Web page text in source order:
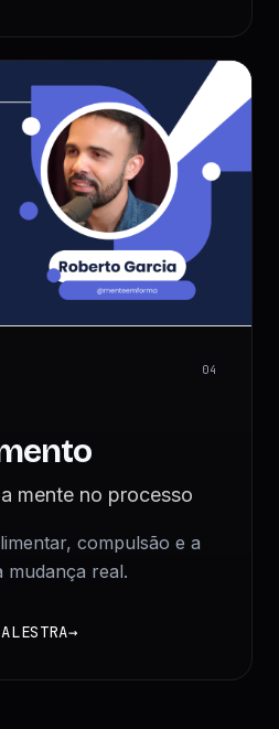
04
mente no processo
compulsão e a
mudança real.
→